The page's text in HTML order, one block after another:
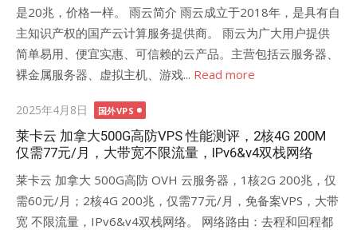
是20兆，价格一样。 雨云简介 雨云成立于2018年，是具有自
主知识产权的国产云计算服务提供商。 雨云为广大用户提供
简单易用、便宜实惠、可信赖的云产品。主营包括云服务器、
裸金属服务器、虚拟主机、游戏... Read more
Posted
on
2025年4月8日 国外VPS
莱卡云 加拿大500G高防VPS 性能测评，2核4G 200M
仅需77元/月，大带宽不限流量，IPv6&v4双栈网络
莱卡云 加拿大 500G高防 OVH 云服务器，1核2G 200兆，仅
需60元/月；2核4G 200兆，仅需77元/月，免备案VPS，大带
宽 不限流量，IPv6&v4双栈网络。 网络路由：去程和回程都